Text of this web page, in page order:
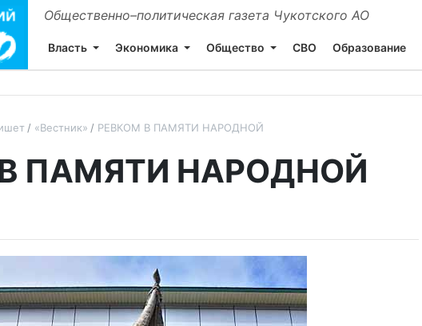
Общественно–политическая газета Чукотского АО
Власть Экономика Общество СВО Образование
«Вестник» РЕВКОМ В ПАМЯТИ НАРОДНОЙ
ПАМЯТИ НАРОДНОЙ